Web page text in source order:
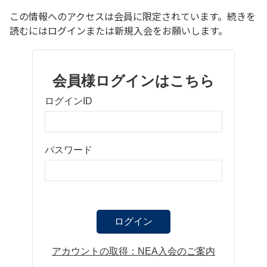
この情報へのアクセスは会員に限定されています。続きを
読むにはログインまたは新規入会をお願いします。
会員様ログインはこちら
ログインID
パスワード
ログイン
アカウントの取得：NEA入会のご案内